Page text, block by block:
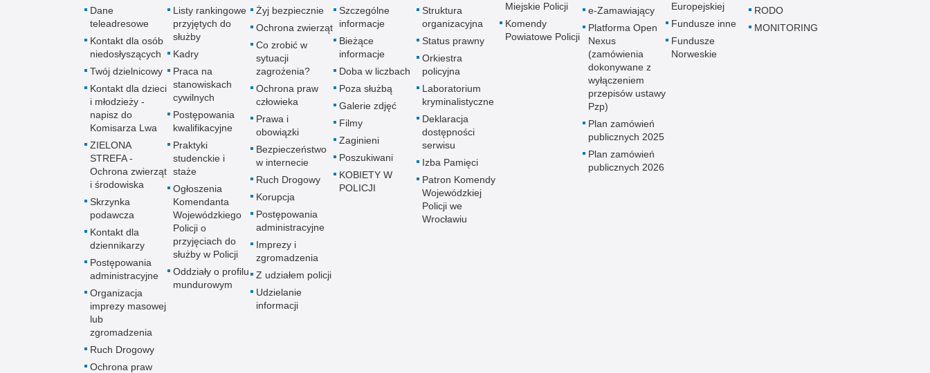
Dane
teleadresowe
Kontakt dla osób
niedosłyszących
Twój dzielnicowy
Kontakt dla dzieci
i młodzieży -
napisz do
Komisarza Lwa
ZIELONA
STREFA -
Ochrona zwierząt
i środowiska
Skrzynka
podawcza
Kontakt dla
dziennikarzy
Postępowania
administracyjne
Organizacja
imprezy masowej
lub
zgromadzenia
Ruch Drogowy
Ochrona praw
Listy rankingowe
przyjętych do
służby
Kadry
Praca na
stanowiskach
cywilnych
Postępowania
kwalifikacyjne
Praktyki
studenckie i
staże
Ogłoszenia
Komendanta
Wojewódzkiego
Policji o
przyjęciach do
służby w Policji
Oddziały o profilu
mundurowym
Żyj bezpiecznie
Ochrona zwierząt
Co zrobić w
sytuacji
zagrożenia?
Ochrona praw
człowieka
Prawa i
obowiązki
Bezpieczeństwo
w internecie
Ruch Drogowy
Korupcja
Postępowania
administracyjne
Imprezy i
zgromadzenia
Z udziałem policji
Udzielanie
informacji
Szczególne
informacje
Bieżące
informacje
Doba w liczbach
Poza służbą
Galerie zdjęć
Filmy
Zaginieni
Poszukiwani
KOBIETY W
POLICJI
Struktura
organizacyjna
Status prawny
Orkiestra
policyjna
Laboratorium
kryminalistyczne
Deklaracja
dostępności
serwisu
Izba Pamięci
Patron Komendy
Wojewódzkiej
Policji we
Wrocławiu
Miejskie Policji
Komendy
Powiatowe Policji
e-Zamawiający
Platforma Open
Nexus
(zamówienia
dokonywane z
wyłączeniem
przepisów ustawy
Pzp)
Plan zamówień
publicznych 2025
Plan zamówień
publicznych 2026
Europejskiej
Fundusze inne
Fundusze
Norweskie
RODO
MONITORING